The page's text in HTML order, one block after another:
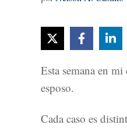
Esta semana en
esposo.
Cada caso es